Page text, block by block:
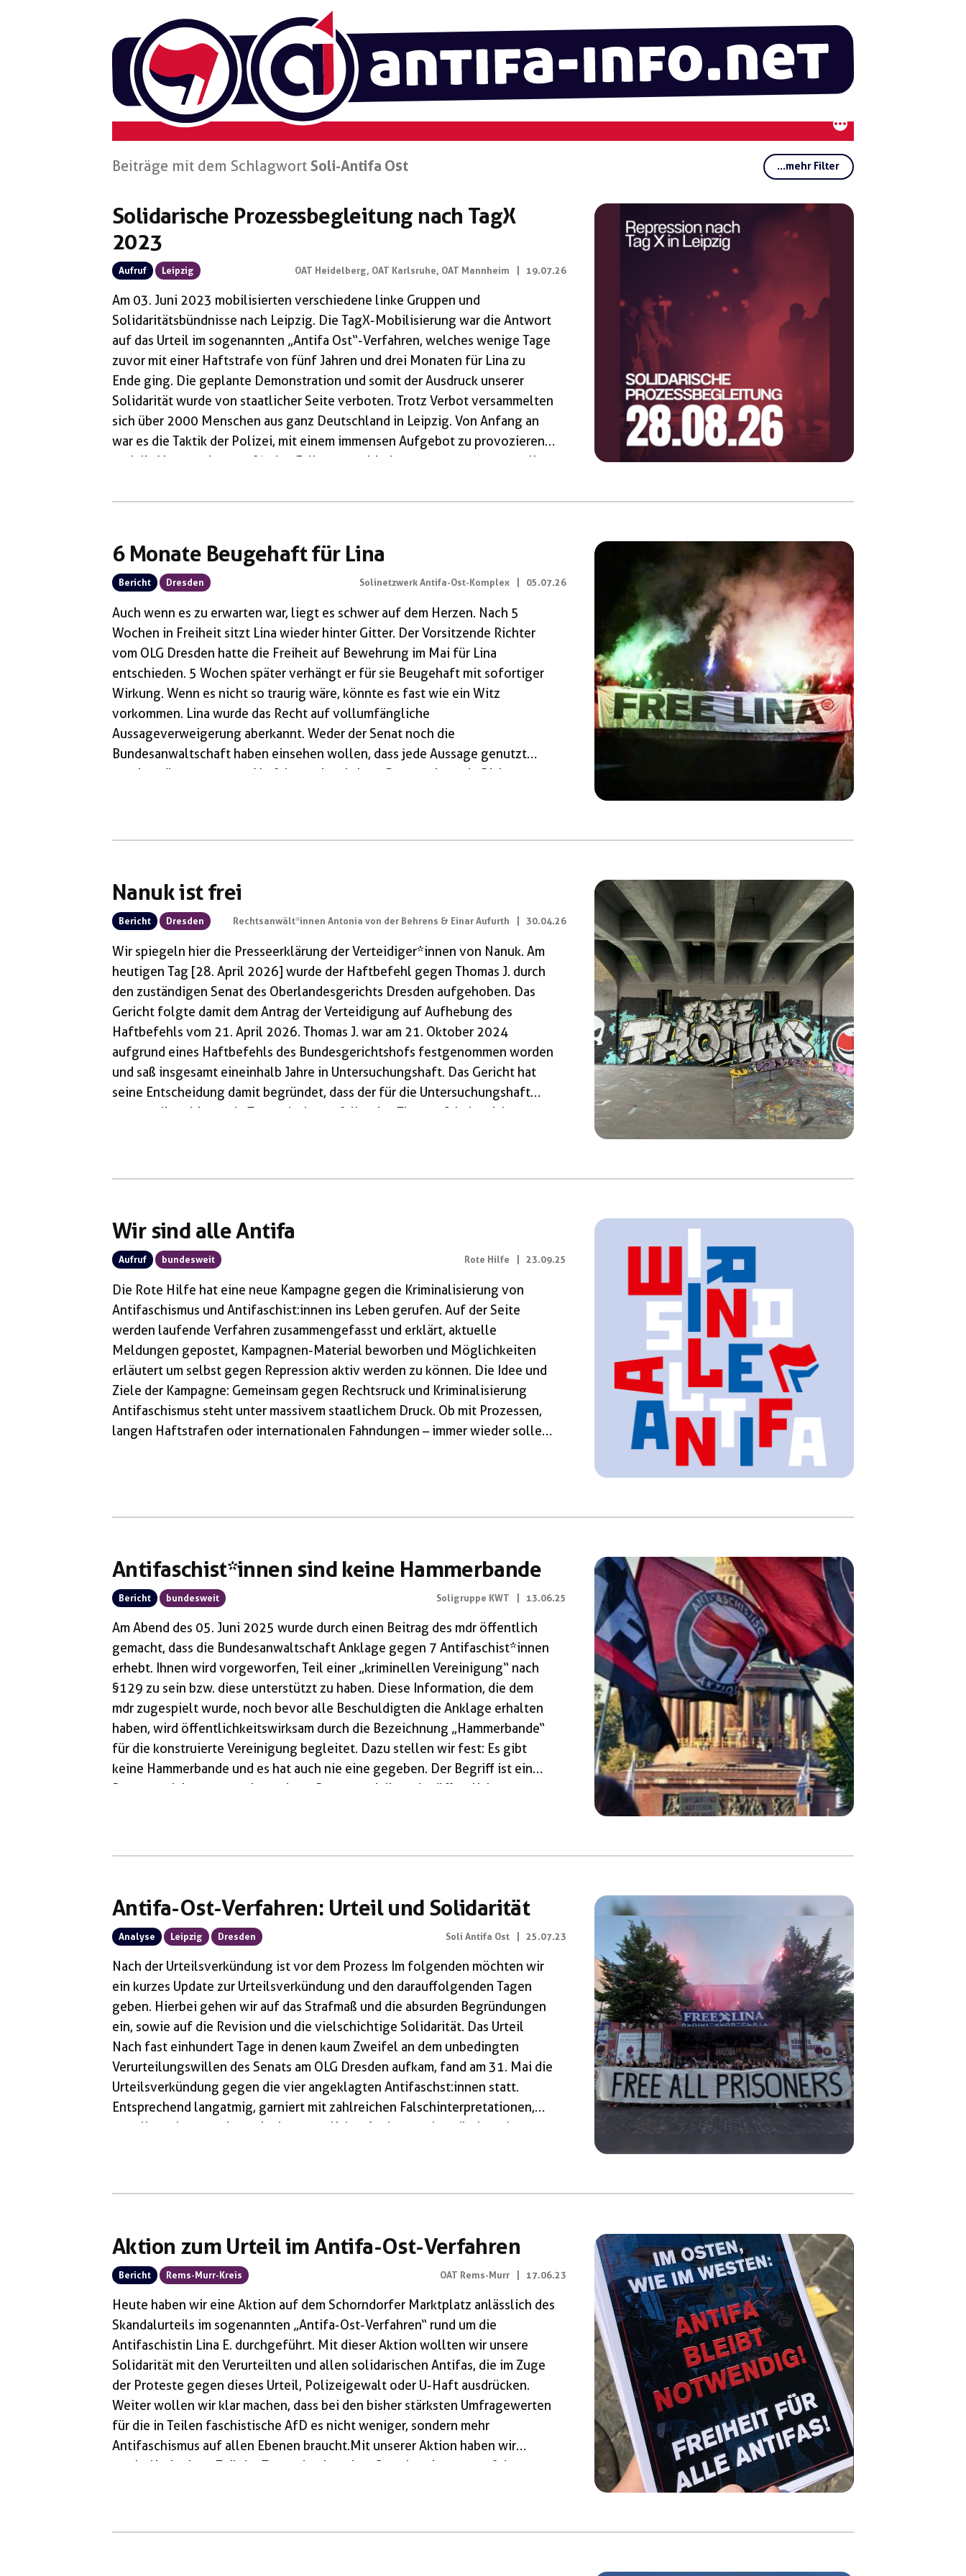
Beiträge mit dem Schlagwort Soli-Antifa Ost ...mehr Filter
Solidarische Prozessbegleitung nach TagX
2023
Aufruf Leipzig OAT Heidelberg, OAT Karlsruhe, OAT Mannheim 19.07.26
Am 03. Juni 2023 mobilisierten verschiedene linke Gruppen und
Solidaritätsbündnisse nach Leipzig. Die TagX-Mobilisierung war die Antwort
auf das Urteil im sogenannten „Antifa Ost“-Verfahren, welches wenige Tage
zuvor mit einer Haftstrafe von fünf Jahren und drei Monaten für Lina zu
Ende ging. Die geplante Demonstration und somit der Ausdruck unserer
Solidarität wurde von staatlicher Seite verboten. Trotz Verbot versammelten
sich über 2000 Menschen aus ganz Deutschland in Leipzig. Von Anfang an
war es die Taktik der Polizei, mit einem immensen Aufgebot zu provozieren
und die Versammlung auf jeden Fall zu unterbinden – koste es was es wolle.
auf der […]
6 Monate Beugehaft für Lina
Bericht Dresden Solinetzwerk Antifa-Ost-Komplex 05.07.26
Auch wenn es zu erwarten war, liegt es schwer auf dem Herzen. Nach 5
Wochen in Freiheit sitzt Lina wieder hinter Gitter. Der Vorsitzende Richter
vom OLG Dresden hatte die Freiheit auf Bewehrung im Mai für Lina
entschieden. 5 Wochen später verhängt er für sie Beugehaft mit sofortiger
Wirkung. Wenn es nicht so traurig wäre, könnte es fast wie ein Witz
vorkommen. Lina wurde das Recht auf vollumfängliche
Aussageverweigerung aberkannt. Weder der Senat noch die
Bundesanwaltschaft haben einsehen wollen, dass jede Aussage genutzt
werden könnte um neue Verfahren einzuleiten. Der vorsitzende Richter
Nanuk ist frei
Bericht Dresden Rechtsanwält*innen Antonia von der Behrens & Einar Aufurth 30.04.26
Wir spiegeln hier die Presseerklärung der Verteidiger*innen von Nanuk. Am
heutigen Tag [28. April 2026] wurde der Haftbefehl gegen Thomas J. durch
den zuständigen Senat des Oberlandesgerichts Dresden aufgehoben. Das
Gericht folgte damit dem Antrag der Verteidigung auf Aufhebung des
Haftbefehls vom 21. April 2026. Thomas J. war am 21. Oktober 2024
aufgrund eines Haftbefehls des Bundesgerichtshofs festgenommen worden
und saß insgesamt eineinhalb Jahre in Untersuchungshaft. Das Gericht hat
seine Entscheidung damit begründet, dass der für die Untersuchungshaft
notwendige dringende Tatverdacht entfallen ist, Thomas J. habe sich an
Wir sind alle Antifa
Aufruf bundesweit Rote Hilfe 23.09.25
Die Rote Hilfe hat eine neue Kampagne gegen die Kriminalisierung von
Antifaschismus und Antifaschist:innen ins Leben gerufen. Auf der Seite
werden laufende Verfahren zusammengefasst und erklärt, aktuelle
Meldungen gepostet, Kampagnen-Material beworben und Möglichkeiten
erläutert um selbst gegen Repression aktiv werden zu können. Die Idee und
Ziele der Kampagne: Gemeinsam gegen Rechtsruck und Kriminali­sierung
Antifaschismus steht unter massivem staatlichem Druck. Ob mit Prozessen,
langen Haftstrafen oder internationalen Fahndungen – immer wieder sollen
Antifaschist*innen sind keine Hammerbande
Bericht bundesweit Soligruppe KWT 13.06.25
Am Abend des 05. Juni 2025 wurde durch einen Beitrag des mdr öffentlich
gemacht, dass die Bundesanwaltschaft Anklage gegen 7 Antifaschist*innen
erhebt. Ihnen wird vorgeworfen, Teil einer „kriminellen Vereinigung“ nach
§129 zu sein bzw. diese unterstützt zu haben. Diese Information, die dem
mdr zugespielt wurde, noch bevor alle Beschuldigten die Anklage erhalten
haben, wird öffentlichkeitswirksam durch die Bezeichnung „Hammerbande“
für die konstruierte Vereinigung begleitet. Dazu stellen wir fest: Es gibt
keine Hammerbande und es hat auch nie eine gegeben. Der Begriff ist ein
Propagandainstrument der rechten Presse und dient der öffentlichen
Antifa-Ost-Verfahren: Urteil und Solidarität
Analyse Leipzig Dresden Soli Antifa Ost 25.07.23
Nach der Urteilsverkündung ist vor dem Prozess Im folgenden möchten wir
ein kurzes Update zur Urteilsverkündung und den darauffolgenden Tagen
geben. Hierbei gehen wir auf das Strafmaß und die absurden Begründungen
ein, sowie auf die Revision und die vielschichtige Solidarität. Das Urteil
Nach fast einhundert Tage in denen kaum Zweifel an dem unbedingten
Verurteilungswillen des Senats am OLG Dresden aufkam, fand am 31. Mai die
Urteilsverkündung gegen die vier angeklagten Antifaschst:innen statt.
Entsprechend langatmig, garniert mit zahlreichen Falschinterpretationen,
vor allem aber gespickt mit abenteuerlicher Auslegung begründete der
Aktion zum Urteil im Antifa-Ost-Verfahren
Bericht Rems-Murr-Kreis OAT Rems-Murr 17.06.23
Heute haben wir eine Aktion auf dem Schorndorfer Marktplatz anlässlich des
Skandalurteils im sogenannten „Antifa-Ost-Verfahren“ rund um die
Antifaschistin Lina E. durchgeführt. Mit dieser Aktion wollten wir unsere
Solidarität mit den Verurteilten und allen solidarischen Antifas, die im Zuge
der Proteste gegen dieses Urteil, Polizeigewalt oder U-Haft ausdrücken.
Weiter wollen wir klar machen, dass bei den bisher stärksten Umfragewerten
für die in Teilen faschistische AfD es nicht weniger, sondern mehr
Antifaschismus auf allen Ebenen braucht.Mit unserer Aktion haben wir
symbolisch einen Teil der Toten durch rechte Gewalt seit 1990 auf dem